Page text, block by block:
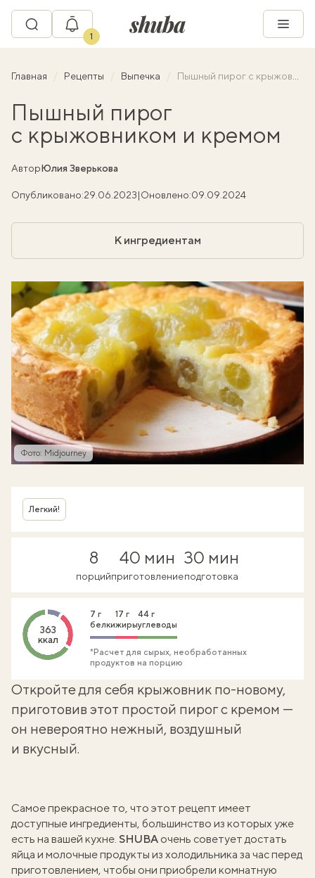
1
Главная Рецепты Выпечка Пышный пирог с крыжовником и кремом
Пышный пирог
с крыжовником и кремом
АвторЮлия Зверькова
Опубликовано:29.06.2023|Оновлено:09.09.2024
К ингредиентам
Фото: Midjourney
Легкий!
8
порций
40 мин
приготовление
30 мин
подготовка
363
ккал
7 г
белки
17 г
жиры
44 г
углеводы
*Расчет для сырых, необработанных
продуктов на порцию
Откройте для себя крыжовник по-новому,
приготовив этот простой пирог с кремом —
он невероятно нежный, воздушный
и вкусный.
Самое прекрасное то, что этот рецепт имеет
доступные ингредиенты, большинство из которых уже
есть на вашей кухне. SHUBA очень советует достать
яйца и молочные продукты из холодильника за час перед
приготовлением, чтобы они приобрели комнатную